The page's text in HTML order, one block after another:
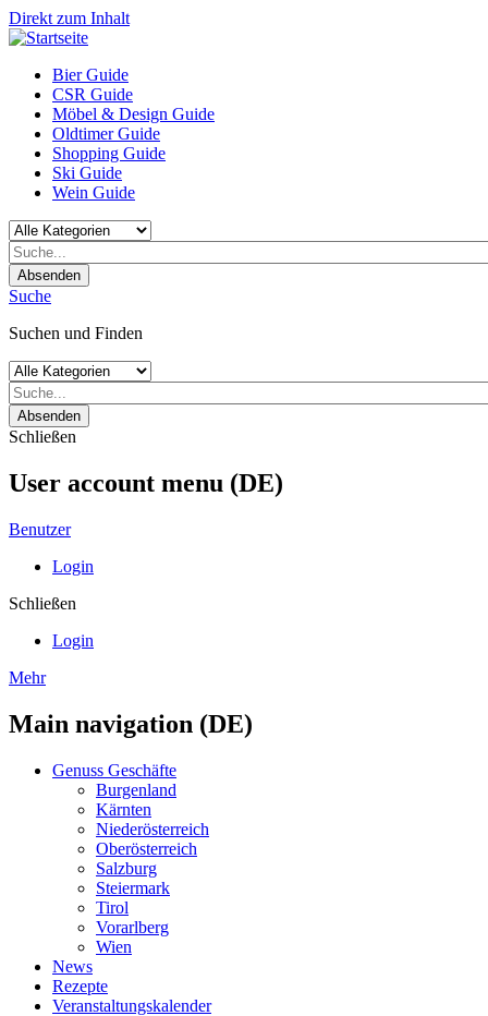
Direkt zum Inhalt
Bier Guide
CSR Guide
Möbel & Design Guide
Oldtimer Guide
Shopping Guide
Ski Guide
Wein Guide
Absenden
Suche
Suchen und Finden
Absenden
Schließen
User account menu (DE)
Benutzer
Login
Schließen
Login
Mehr
Main navigation (DE)
Genuss Geschäfte
Burgenland
Kärnten
Niederösterreich
Oberösterreich
Salzburg
Steiermark
Tirol
Vorarlberg
Wien
News
Rezepte
Veranstaltungskalender